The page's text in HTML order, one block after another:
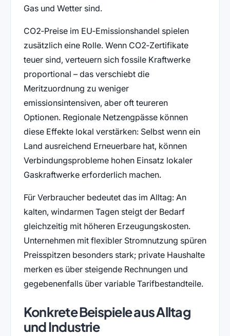
Gas und Wetter sind.
CO2‑Preise im EU‑Emissionshandel spielen
zusätzlich eine Rolle. Wenn CO2‑Zertifikate
teuer sind, verteuern sich fossile Kraftwerke
proportional – das verschiebt die
Meritzuordnung zu weniger
emissionsintensiven, aber oft teureren
Optionen. Regionale Netzengpässe können
diese Effekte lokal verstärken: Selbst wenn ein
Land ausreichend Erneuerbare hat, können
Verbindungsprobleme hohen Einsatz lokaler
Gaskraftwerke erforderlich machen.
Für Verbraucher bedeutet das im Alltag: An
kalten, windarmen Tagen steigt der Bedarf
gleichzeitig mit höheren Erzeugungskosten.
Unternehmen mit flexibler Stromnutzung spüren
Preisspitzen besonders stark; private Haushalte
merken es über steigende Rechnungen und
gegebenenfalls über variable Tarifbestandteile.
Konkrete Beispiele aus Alltag
und Industrie